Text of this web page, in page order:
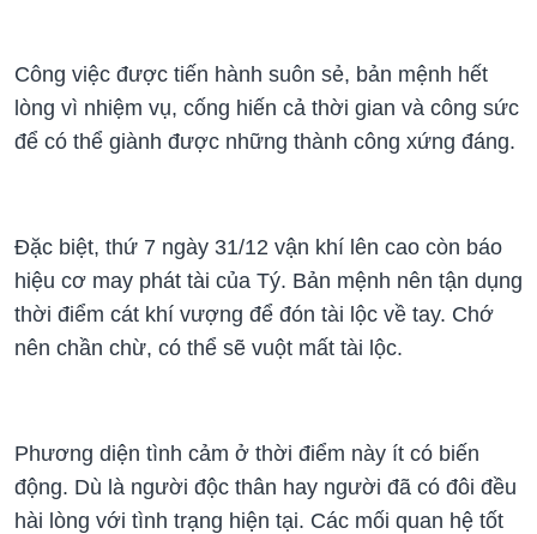
Công việc được tiến hành suôn sẻ, bản mệnh hết
lòng vì nhiệm vụ, cống hiến cả thời gian và công sức
để có thể giành được những thành công xứng đáng.
Đặc biệt, thứ 7 ngày 31/12 vận khí lên cao còn báo
hiệu cơ may phát tài của Tý. Bản mệnh nên tận dụng
thời điểm cát khí vượng để đón tài lộc về tay. Chớ
nên chần chừ, có thể sẽ vuột mất tài lộc.
Phương diện tình cảm ở thời điểm này ít có biến
động. Dù là người độc thân hay người đã có đôi đều
hài lòng với tình trạng hiện tại. Các mối quan hệ tốt